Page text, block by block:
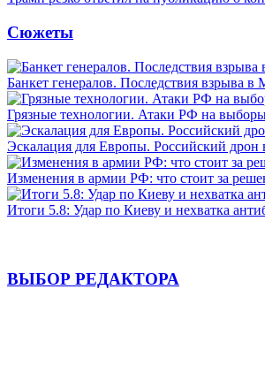
Сюжеты
Банкет генералов. Последствия взрыва в
Грязные технологии. Атаки РФ на
Эскалация для Европы. Российский дрон
Изменения в армии РФ: что стоит за
Итоги 5.8: Удар по Киеву и нехватка
ВЫБОР РЕДАКТОРА